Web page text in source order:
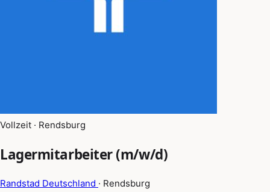
Vollzeit · Rendsburg
Lagermitarbeiter (m/w/d)
Randstad Deutschland · Rendsburg